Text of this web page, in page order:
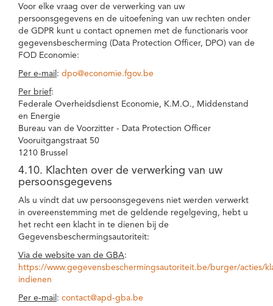
Voor elke vraag over de verwerking van uw
persoonsgegevens en de uitoefening van uw rechten onder
de GDPR kunt u contact opnemen met de functionaris voor
gegevensbescherming (Data Protection Officer, DPO) van de
FOD Economie:
Per e-mail : dpo@economie.fgov.be
Per brief:
Federale Overheidsdienst Economie, K.M.O., Middenstand
en Energie
Bureau van de Voorzitter - Data Protection Officer
Vooruitgangstraat 50
1210 Brussel
4.10. Klachten over de verwerking van uw
persoonsgegevens
Als u vindt dat uw persoonsgegevens niet werden verwerkt
in overeenstemming met de geldende regelgeving, hebt u
het recht een klacht in te dienen bij de
Gegevensbeschermingsautoriteit:
Via de website van de GBA:
https://www.gegevensbeschermingsautoriteit.be/burger/acties/
indienen
Per e-mail : contact@apd-gba.be